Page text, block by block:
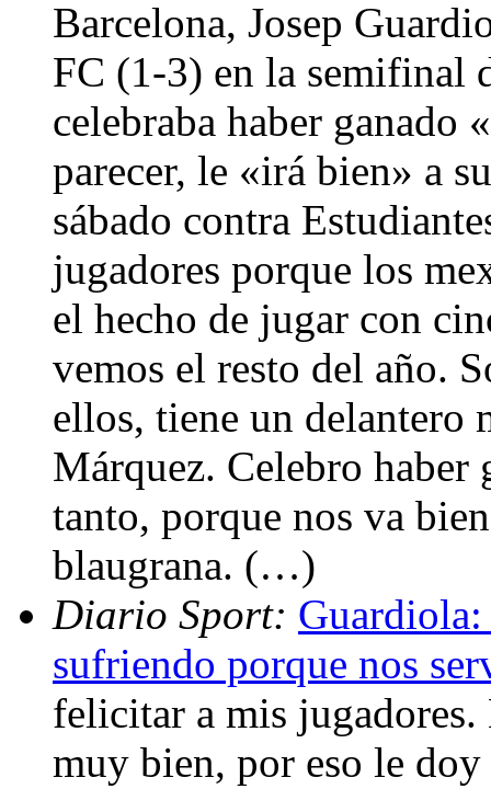
Barcelona, Josep
FC (1-3) en la semifinal
celebraba haber ganado
parecer, le «irá bien» a
sábado contra
jugadores porque los
el hecho de jugar con
vemos el resto del año.
ellos, tiene un delantero
Márquez. Celebro haber
tanto, porque nos va
blaugrana. (…)
Diario Sport: Guardiola:
sufriendo porque nos
felicitar a mis
muy bien, por eso le